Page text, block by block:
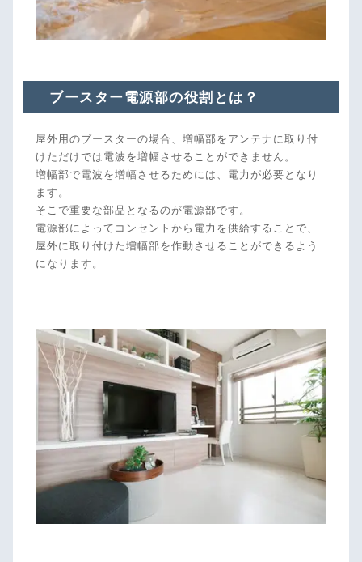
ブースター電源部の役割とは？
屋外用のブースターの場合、増幅部をアンテナに取り付
けただけでは電波を増幅させることができません。
増幅部で電波を増幅させるためには、電力が必要となり
ます。
そこで重要な部品となるのが電源部です。
電源部によってコンセントから電力を供給することで、
屋外に取り付けた増幅部を作動させることができるよう
になります。